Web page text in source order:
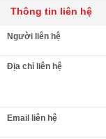
Thông tin liên hệ
Người liên hệ
Địa chỉ liên hệ
Email liên hệ